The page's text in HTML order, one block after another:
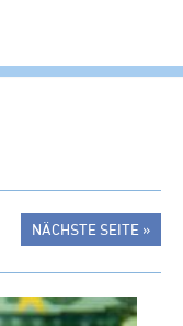
NÄCHSTE SEITE »